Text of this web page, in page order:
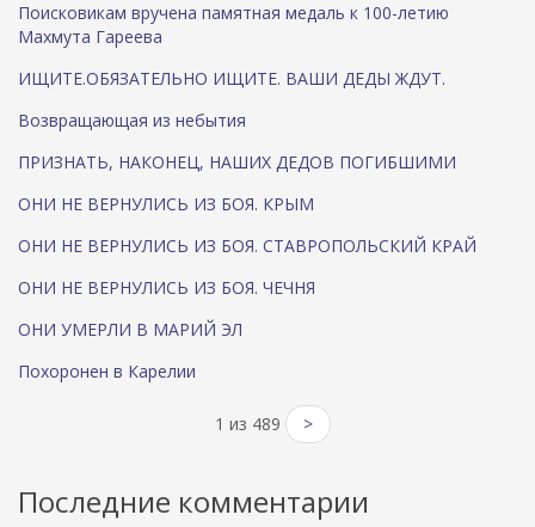
Поисковикам вручена памятная медаль к 100-летию
Махмута Гареева
ИЩИТЕ.ОБЯЗАТЕЛЬНО ИЩИТЕ. ВАШИ ДЕДЫ ЖДУТ.
Возвращающая из небытия
ПРИЗНАТЬ, НАКОНЕЦ, НАШИХ ДЕДОВ ПОГИБШИМИ
ОНИ НЕ ВЕРНУЛИСЬ ИЗ БОЯ. КРЫМ
ОНИ НЕ ВЕРНУЛИСЬ ИЗ БОЯ. СТАВРОПОЛЬСКИЙ КРАЙ
ОНИ НЕ ВЕРНУЛИСЬ ИЗ БОЯ. ЧЕЧНЯ
ОНИ УМЕРЛИ В МАРИЙ ЭЛ
Похоронен в Карелии
1 из 489 >
Последние комментарии